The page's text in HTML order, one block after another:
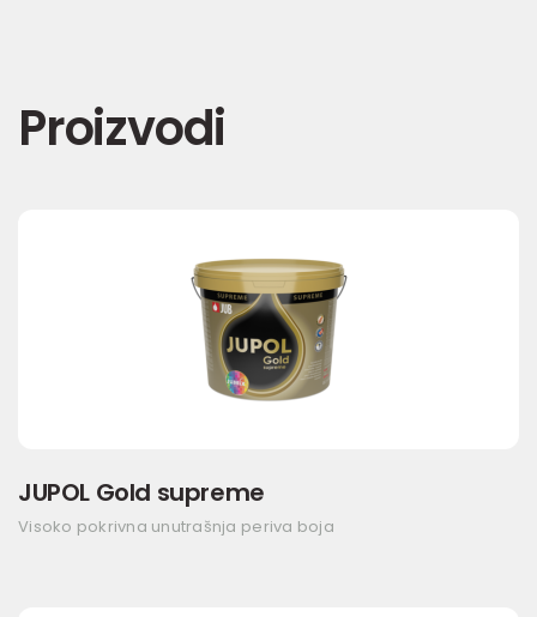
Proizvodi
JUPOL Gold supreme
Visoko pokrivna unutrašnja periva boja